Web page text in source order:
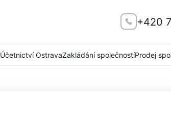
+420
Účetnictví OstravaZakládání společnostíProdej